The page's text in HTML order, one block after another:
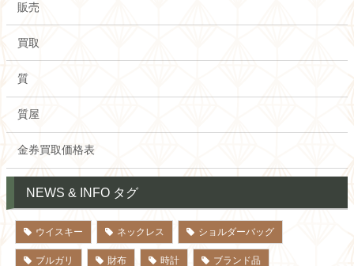
販売
買取
質
質屋
金券買取価格表
NEWS & INFO タグ
ウイスキー ネックレス ショルダーバッグ
ブルガリ 財布 時計 ブランド品